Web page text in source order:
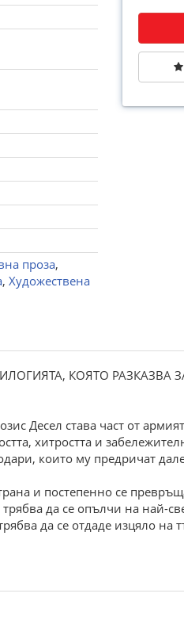
проза,
, Художествена
КОЯТО РАЗКАЗВА
Десел става част от
хитростта и
които му предричат
и постепенно се
да се опълчи на най-
да се отдаде изцяло на